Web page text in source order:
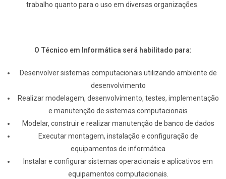
trabalho quanto para o uso em diversas organizações.
O Técnico em Informática será habilitado para:
Desenvolver sistemas computacionais utilizando ambiente de
desenvolvimento
Realizar modelagem, desenvolvimento, testes, implementação
e manutenção de sistemas computacionais
Modelar, construir e realizar manutenção de banco de dados
Executar montagem, instalação e configuração de
equipamentos de informática
Instalar e configurar sistemas operacionais e aplicativos em
equipamentos computacionais.